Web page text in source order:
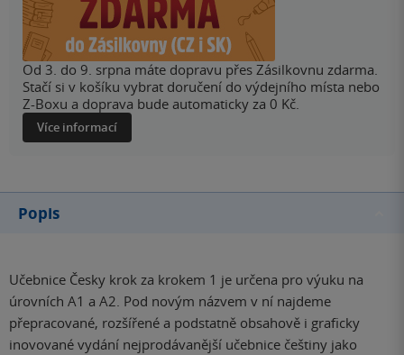
Od 3. do 9. srpna máte dopravu přes Zásilkovnu zdarma.
Stačí si v košíku vybrat doručení do výdejního místa nebo
Z-Boxu a doprava bude automaticky za 0 Kč.
Více informací
Popis
Učebnice Česky krok za krokem 1 je určena pro výuku na
úrovních A1 a A2. Pod novým názvem v ní najdeme
přepracované, rozšířené a podstatně obsahově i graficky
inovované vydání nejprodávanější učebnice češtiny jako